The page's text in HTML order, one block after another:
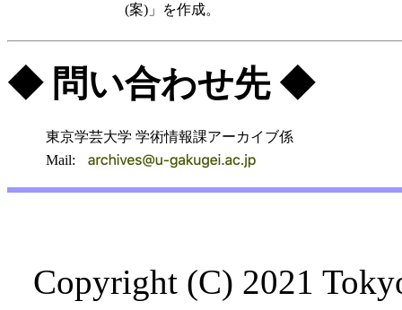
(案)」を作成。
◆ 問い合わせ先 ◆
東京学芸大学 学術情報課アーカイブ係
Mail:
Copyright (C) 2021